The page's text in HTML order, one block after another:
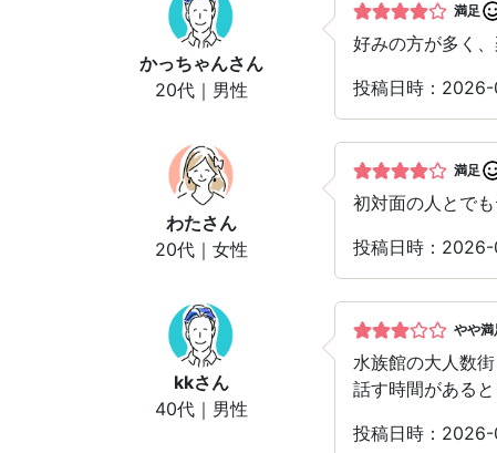
かっちゃんさん
20代｜男性
満足
好みの方が多く
投稿日時：2026-
わたさん
20代｜女性
満足
初対面の人とで
投稿日時：2026-
kkさん
40代｜男性
やや満
水族館の大人数
話す時間があると
投稿日時：2026-